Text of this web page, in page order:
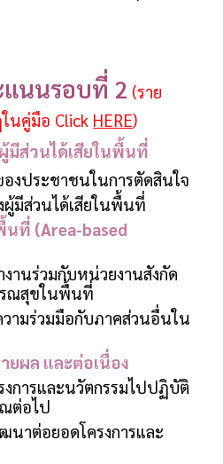
แนนรอบที่ 2 (ราย
ในคู่มือ Click HERE)
มีส่วนได้เสียในพื้นที่
องประชาชนในการตัดสินใจ
ผู้มีส่วนได้เสียในพื้นที่
ที่ (Area-based
านร่วมกับหน่วยงานสังกัด
รณสุขในพื้นที่
วามร่วมมือกับภาคส่วนอื่นใน
ยผล และต่อเนื่อง
งการและนวัตกรรมไปปฏิบัติ
ต่อไป
นาต่อยอดโครงการและ